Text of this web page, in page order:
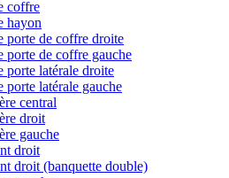
coffre
hayon
porte de coffre droite
porte de coffre gauche
porte latérale droite
porte latérale gauche
central
droit
gauche
droit
droit (banquette double)